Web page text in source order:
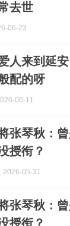
去世
06-23
人来到延
配的呀
06-11
张琴秋：
授衔？
2026-05-31
张琴秋：
授衔？